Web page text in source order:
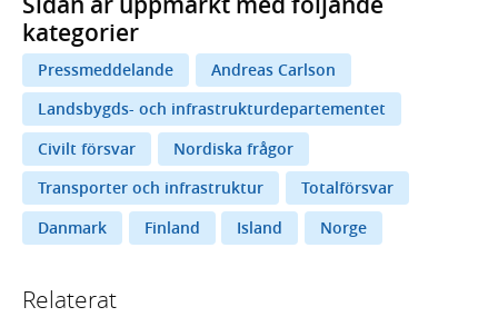
kategorier
Pressmeddelande
Andreas Carlson
Landsbygds- och infrastrukturdepartementet
Civilt försvar
Nordiska frågor
Transporter och infrastruktur
Totalförsvar
Danmark
Finland Island Norge
Relaterat